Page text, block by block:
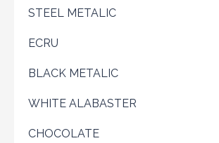
STEEL METALIC
ECRU
BLACK METALIC
WHITE ALABASTER
CHOCOLATE